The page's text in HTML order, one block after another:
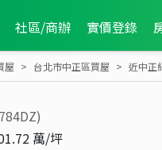
社區/商辦 實價登錄
屋 台北市中正區買屋 近中正
萬/坪